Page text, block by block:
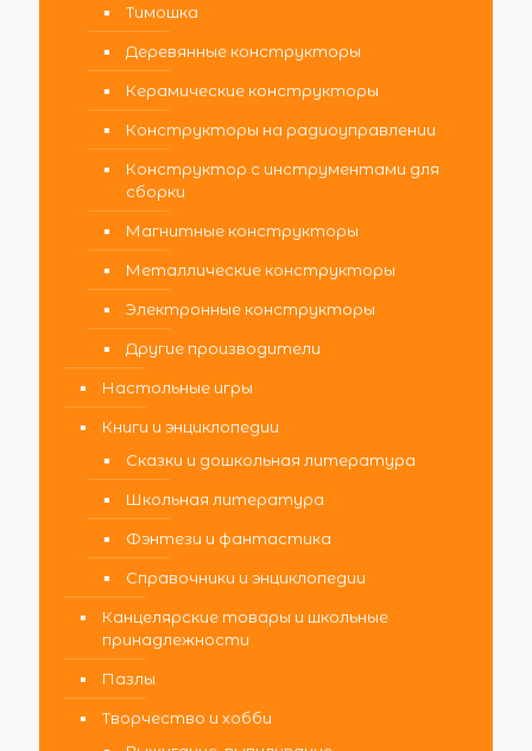
Тимошка
Деревянные конструкторы
Керамические конструкторы
Конструкторы на радиоуправлении
Конструктор с инструментами для
сборки
Магнитные конструкторы
Металлические конструкторы
Электронные конструкторы
Другие производители
Настольные игры
Книги и энциклопедии
Сказки и дошкольная литература
Школьная литература
Фэнтези и фантастика
Справочники и энциклопедии
Канцелярские товары и школьные
принадлежности
Пазлы
Творчество и хобби